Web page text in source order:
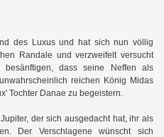
des Luxus und hat sich nun völlig
Randale und verzweifelt versucht
dass seine Neffen als
reichen König Midas
Tochter Danae zu begeistern.
der sich ausgedacht hat, ihr als
Der Verschlagene wünscht sich